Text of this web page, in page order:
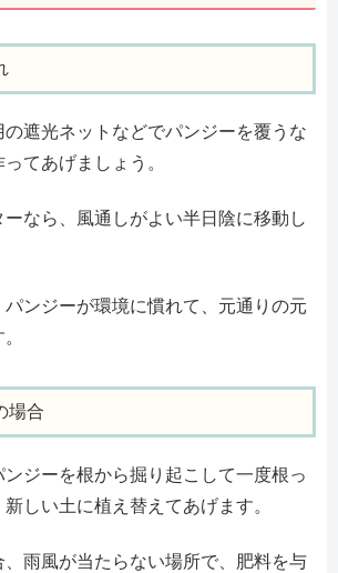
遮光ネットなどでパンジーを覆うな
てあげましょう。
なら、風通しがよい半日陰に移動し
パンジーが環境に慣れて、元通りの元
場合
ジーを根から掘り起こして一度根っ
しい土に植え替えてあげます。
雨風が当たらない場所で、肥料を与